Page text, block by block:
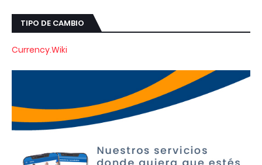
TIPO DE CAMBIO
Currency.Wiki